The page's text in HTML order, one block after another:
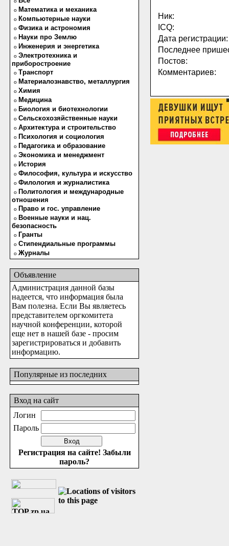
o Математика и механика
o Компьютерные науки
o Физика и астрономия
o Науки про Землю
o Инженерия и энергетика
o Электротехника и
приборостроение
o Транспорт
o Материалознавство, металлургия
o Химия
o Медицина
o Биология и биотехнологии
o Сельскохозяйственные науки
o Архитектура и строительство
o Психология и социология
o Педагогика и образование
o Экономика и менеджмент
o История
o Философия, культура и искусство
o Филология и журналистика
o Политология и международные
отношения
o Право и гос. управление
o Военные науки и нац.
безопасность
o Гранты
o Стипендиальные программы
o Журналы
Объявление
Администрация данной базы
надеется, что информация была
Вам полезна. Если Вы являетесь
представителем оргкомитета
научной конференции, которой
еще нет в нашей базе - просим
зарегистрироваться и добавить
информацию.
Популярные из последних
Вход на сайт
Логин
Пароль
Регистрация на сайте! Забыли
пароль?
Ник:
ICQ:
Дата регистрации:
Последнее
Постов:
Комментариев: